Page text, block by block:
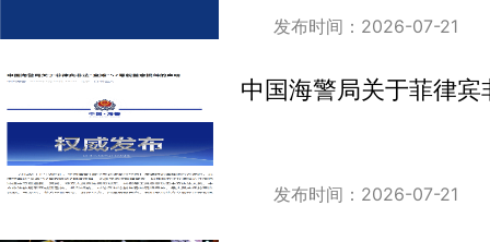
发布时间：2026-07-21
中国海警局关于菲律宾
发布时间：2026-07-21